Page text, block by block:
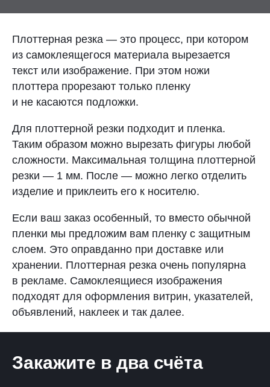
МОСКВА
sale@plastikam.ru
Плоттерная резка — это процесс, при котором
из самоклеящегося материала вырезается
текст или изображение. При этом ножи
плоттера прорезают только пленку
и не касаются подложки.
Для плоттерной резки подходит и пленка.
Таким образом можно вырезать фигуры любой
сложности. Максимальная толщина плоттерной
резки — 1 мм. После — можно легко отделить
изделие и приклеить его к носителю.
Если ваш заказ особенный, то вместо обычной
пленки мы предложим вам пленку с защитным
слоем. Это оправданно при доставке или
хранении. Плоттерная резка очень популярна
в рекламе. Самоклеящиеся изображения
подходят для оформления витрин, указателей,
объявлений, наклеек и так далее.
Закажите в два счёта